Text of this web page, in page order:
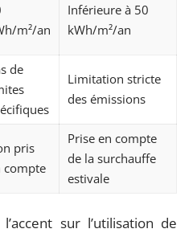
m²/an
Inférieure à 50
kWh/m²/an
de
Limitation stricte
des émissions
pris
compte
Prise en compte
de la surchauffe
estivale
sur l’utilisation de